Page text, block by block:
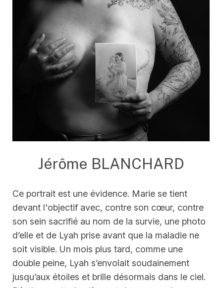
Jérôme BLANCHARD
Ce portrait est une évidence. Marie se tient
devant l'objectif avec, contre son cœur, contre
son sein sacrifié au nom de la survie, une photo
d’elle et de Lyah prise avant que la maladie ne
soit visible. Un mois plus tard, comme une
double peine, Lyah s’envolait soudainement
jusqu’aux étoiles et brille désormais dans le ciel.